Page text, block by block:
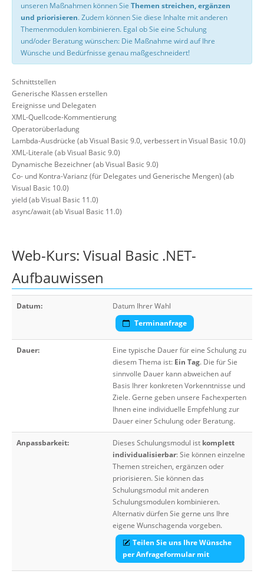
unseren Maßnahmen können Sie Themen streichen, ergänzen
und priorisieren. Zudem können Sie diese Inhalte mit anderen
Themenmodulen kombinieren. Egal ob Sie eine Schulung
und/oder Beratung wünschen: Die Maßnahme wird auf Ihre
Wünsche und Bedürfnisse genau maßgeschneidert!
Schnittstellen
Generische Klassen erstellen
Ereignisse und Delegaten
XML-Quellcode-Kommentierung
Operatorüberladung
Lambda-Ausdrücke (ab Visual Basic 9.0, verbessert in Visual Basic 10.0)
XML-Literale (ab Visual Basic 9.0)
Dynamische Bezeichner (ab Visual Basic 9.0)
Co- und Kontra-Varianz (für Delegates und Generische Mengen) (ab
Visual Basic 10.0)
yield (ab Visual Basic 11.0)
async/await (ab Visual Basic 11.0)
Web-Kurs: Visual Basic .NET-
Aufbauwissen
Datum:
Datum Ihrer Wahl
Terminanfrage
Dauer:
Eine typische Dauer für eine Schulung zu
diesem Thema ist: Ein Tag. Die für Sie
sinnvolle Dauer kann abweichen auf
Basis Ihrer konkreten Vorkenntnisse und
Ziele. Gerne geben unsere Fachexperten
Ihnen eine individuelle Empfehlung zur
Dauer einer Schulung oder Beratung.
Anpassbarkeit: Dieses Schulungsmodul ist komplett
individualisierbar: Sie können einzelne
Themen streichen, ergänzen oder
priorisieren. Sie können das
Schulungsmodul mit anderen
Schulungsmodulen kombinieren.
Alternativ dürfen Sie gerne uns Ihre
eigene Wunschagenda vorgeben.
Teilen Sie uns Ihre Wünsche
per Anfrageformular mit